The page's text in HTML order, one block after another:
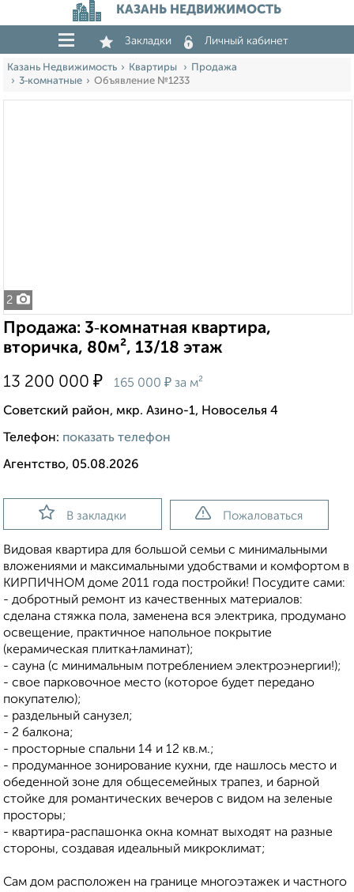
КАЗАНЬ НЕДВИЖИМОСТЬ
Закладки Личный кабинет
Казань Недвижимость Квартиры
Продажа
3‑комнатные
Объявление №1233
2
Продажа: 3‑комнатная квартира,
вторичка, 80м², 13/18 этаж
13 200 000 ₽ 165 000 ₽ за м²
Советский район, мкр. Азино-1, Новоселья 4
Телефон: показать телефон
Агентство, 05.08.2026
В закладки Пожаловаться
Видовая квартира для большой семьи с минимальными
вложениями и максимальными удобствами и комфортом в
КИРПИЧНОМ доме 2011 года постройки! Посудите сами:
- добротный ремонт из качественных материалов:
сделана стяжка пола, заменена вся электрика, продумано
освещение, практичное напольное покрытие
(керамическая плитка+ламинат);
- сауна (с минимальным потреблением электроэнергии!);
- свое парковочное место (которое будет передано
покупателю);
- раздельный санузел;
- 2 балкона;
- просторные спальни 14 и 12 кв.м.;
- продуманное зонирование кухни, где нашлось место и
обеденной зоне для общесемейных трапез, и барной
стойке для романтических вечеров с видом на зеленые
просторы;
- квартира-распашонка окна комнат выходят на разные
стороны, создавая идеальный микроклимат;
Сам дом расположен на границе многоэтажек и частного